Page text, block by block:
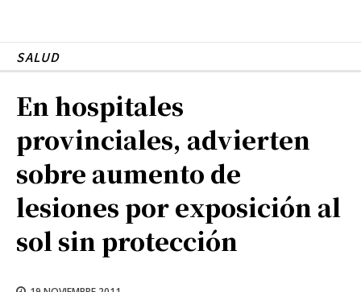
SALUD
En hospitales
provinciales, advierten
sobre aumento de
lesiones por exposición al
sol sin protección